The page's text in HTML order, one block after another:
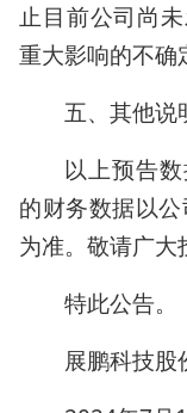
止目前公司尚
重大影响的不确
五、其他说
以上预告
的财务数据以
为准。敬请广大
特此公告。
展鹏科技股